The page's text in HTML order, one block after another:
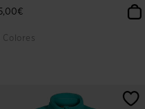
Colores